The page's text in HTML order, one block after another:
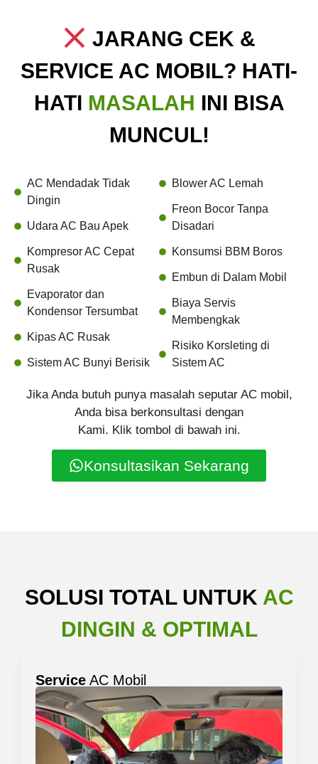
JARANG CEK &
SERVICE AC MOBIL? HATI-
HATI MASALAH INI BISA
MUNCUL!
AC Mendadak Tidak
Dingin
Udara AC Bau Apek
Kompresor AC Cepat
Rusak
Evaporator dan
Kondensor Tersumbat
Kipas AC Rusak
Sistem AC Bunyi Berisik
Blower AC Lemah
Freon Bocor Tanpa
Disadari
Konsumsi BBM Boros
Embun di Dalam Mobil
Biaya Servis
Membengkak
Risiko Korsleting di
Sistem AC
Jika Anda butuh punya masalah seputar AC mobil,
Anda bisa berkonsultasi dengan
Kami. Klik tombol di bawah ini.
Konsultasikan Sekarang
SOLUSI TOTAL UNTUK AC
DINGIN & OPTIMAL
Service AC Mobil